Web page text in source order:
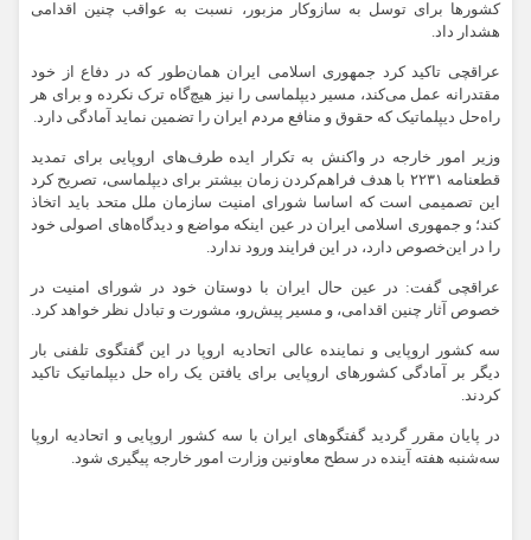
کشورها برای توسل به سازوکار مزبور، نسبت به عواقب چنین اقدامی
هشدار داد.
عراقچی تاکید کرد جمهوری اسلامی ایران همان‌طور که در دفاع از خود
مقتدرانه عمل می‌کند، مسیر دیپلماسی را نیز هیچ‌گاه ترک نکرده و برای هر
راه‌حل دیپلماتیک که حقوق و منافع مردم ایران را تضمین نماید آمادگی دارد.
وزیر امور خارجه در واکنش به تکرار ایده طرف‌های اروپایی برای تمدید
قطعنامه ۲۲۳۱ با هدف فراهم‌کردن زمان بیشتر برای دیپلماسی، تصریح کرد
این تصمیمی است که اساسا شورای امنیت سازمان ملل متحد باید اتخاذ
کند؛ و جمهوری اسلامی ایران در عین اینکه مواضع و دیدگاه‌های اصولی خود
را در این‌خصوص دارد، در این فرایند ورود ندارد.
عراقچی گفت: در عین حال ایران با دوستان خود در شورای امنیت در
خصوص آثار چنین اقدامی، و مسیر پیش‌رو، مشورت و تبادل نظر خواهد کرد.
سه کشور اروپایی و نماینده عالی اتحادیه اروپا در این گفتگوی تلفنی بار
دیگر بر آمادگی کشورهای اروپایی برای یافتن یک راه حل دیپلماتیک تاکید
کردند.
در پایان مقرر گردید گفتگوهای ایران با سه کشور اروپایی و اتحادیه اروپا
سه‌شنبه هفته آینده در سطح معاونین وزارت امور خارجه پیگیری شود.